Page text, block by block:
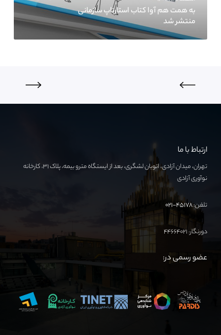
به همت هم آوا کتاب استارتاپ سازمانی
منتشر شد
ارتباط با ما
تهران، میدان آزادی، اتوبان لشگری، بعد از ایستگاه مترو بیمه، پلاک ۳۱، کارخانه
نوآوری آزادی
تلفن:۴۵۱۷۸-۰۲۱
دورنگار: ۴۴۶۶۴۰۲۱
عضو رسمی در: